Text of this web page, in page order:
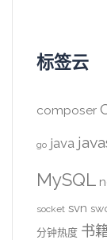
标签云
composer
go java
MySQL
socket svn
分钟热度 书